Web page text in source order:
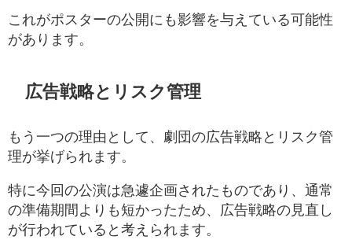
これがポスターの公開にも影響を与えている可能性
があります。
広告戦略とリスク管理
もう一つの理由として、劇団の広告戦略とリスク管
理が挙げられます。
特に今回の公演は急遽企画されたものであり、通常
の準備期間よりも短かったため、広告戦略の見直し
が行われていると考えられます。